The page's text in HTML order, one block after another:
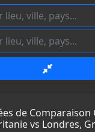
de
vs Londres,